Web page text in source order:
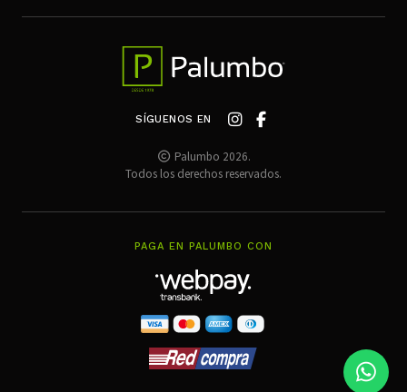
SÍGUENOS EN
Palumbo 2026.
Todos los derechos reservados.
PAGA EN PALUMBO CON